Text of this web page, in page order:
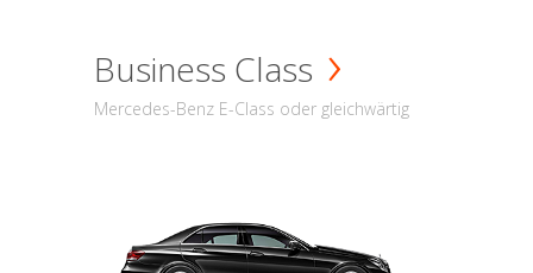
Business Class
Mercedes-Benz E-Class oder gleichwärtig